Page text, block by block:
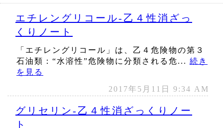
エチレングリコール‐乙４性消ざっ
くりノート
「エチレングリコール」は、乙４危険物の第３
石油類：“水溶性”危険物に分類される危... 続き
を見る
2017年5月11日 9:34 AM
グリセリン‐乙４性消ざっくりノー
ト